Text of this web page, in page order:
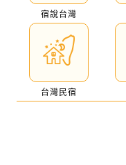
宿說台灣
台灣民宿